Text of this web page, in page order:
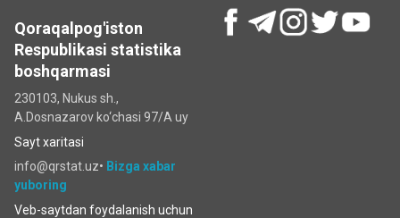
Qoraqalpog'iston
Respublikasi statistika
boshqarmasi
230103, Nukus sh.,
A.Dosnazarov ko‘chаsi 97/A uy
Sayt xaritasi
info@qrstat.uz• Bizga xabar
yuboring
Veb-saytdan foydalanish uchun